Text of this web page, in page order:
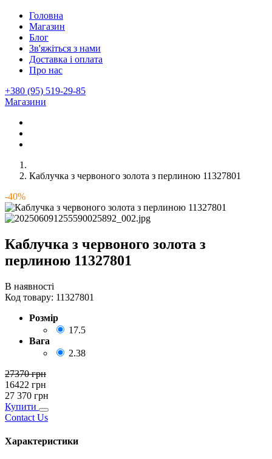
Головна
Магазин
Блог
Зв'яжіться з нами
Доставка і оплата
Про нас
+380 (95) 519-29-85
Магазини
Каблучка з червоного золота з перлиною 11327801
-40%
Каблучка з червоного золота з
перлиною 11327801
В наявності
Код товару: 11327801
Розмір
17.5
Вага
2.38
27370грн
16422 грн
27 370 грн
Купити
Contact Us
Характеристики